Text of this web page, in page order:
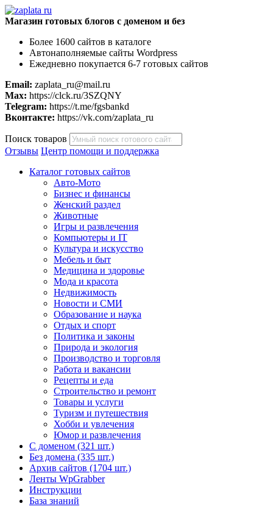
Магазин готовых блогов с доменом и без
Более 1600 сайтов в каталоге
Автонаполняемые сайты Wordpress
Ежедневно покупается 6-7 готовых сайтов
Email: zaplata_ru@mail.ru
Max: https://clck.ru/3SZQNY
Telegram: https://t.me/fgsbankd
Вконтакте: https://vk.com/zaplata_ru
Поиск товаров
Отзывы Центр помощи и поддержка
Каталог готовых сайтов
Авто-Мото
Бизнес и финансы
Женский раздел
Животные
Игры и развлечения
Компьютеры и IT
Культура и искусство
Мебель и быт
Медицина и здоровье
Мода и красота
Недвижимость
Новости и СМИ
Образование и наука
Отдых и спорт
Политика и законы
Природа и экология
Производство и торговля
Работа и вакансии
Рецепты и еда
Строительство и ремонт
Товары и услуги
Туризм и путешествия
Хобби и увлечения
Юмор и развлечения
С доменом (321 шт.)
Без домена (335 шт.)
Архив сайтов (1704 шт.)
Ленты WpGrabber
Инструкции
База знаний